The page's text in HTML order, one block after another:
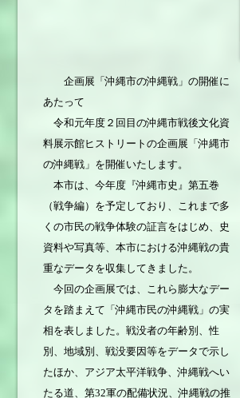
企画展「沖縄市の沖縄戦」の開催に
あたって
令和元年度２回目の沖縄市戦後文化資
料展示館ヒストリートの企画展「沖縄市
の沖縄戦」を開催いたします。
本市は、今年度『沖縄市史』第五巻
（戦争編）を予定しており、これまで多
くの市民の戦争体験の証言をはじめ、史
資料や写真等、本市における沖縄戦の貴
重なデータを収集してきました。
今回の企画展では、これら膨大なデー
タを踏まえて「沖縄市民の沖縄戦」の実
相を表しました。戦没者の年齢別、性
別、地域別、戦没要因等をデータで示し
たほか、アジア太平洋戦争、沖縄戦へい
たる道、第32軍の配備状況、沖縄戦の推